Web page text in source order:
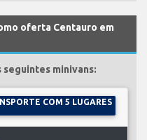
oferta Centauro em
minivans:
COM 5 LUGARES